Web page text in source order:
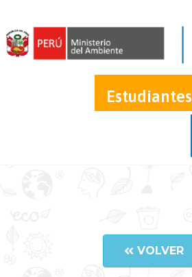
Estudiantes
VOLVER